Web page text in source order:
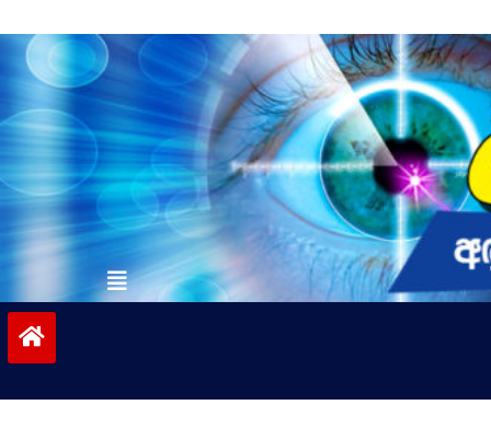
to
contentvinivida.lk